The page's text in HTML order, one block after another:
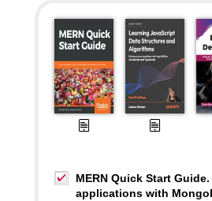
MERN Quick Start
applications with